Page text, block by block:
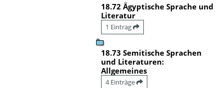
18.72 Ägyptische Sprache und
Literatur
1 Eintrag
18.73 Semitische Sprachen
und Literaturen:
Allgemeines
4 Einträge